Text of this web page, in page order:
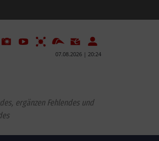
07.08.2026 | 20:24
ergänzen Fehlendes und